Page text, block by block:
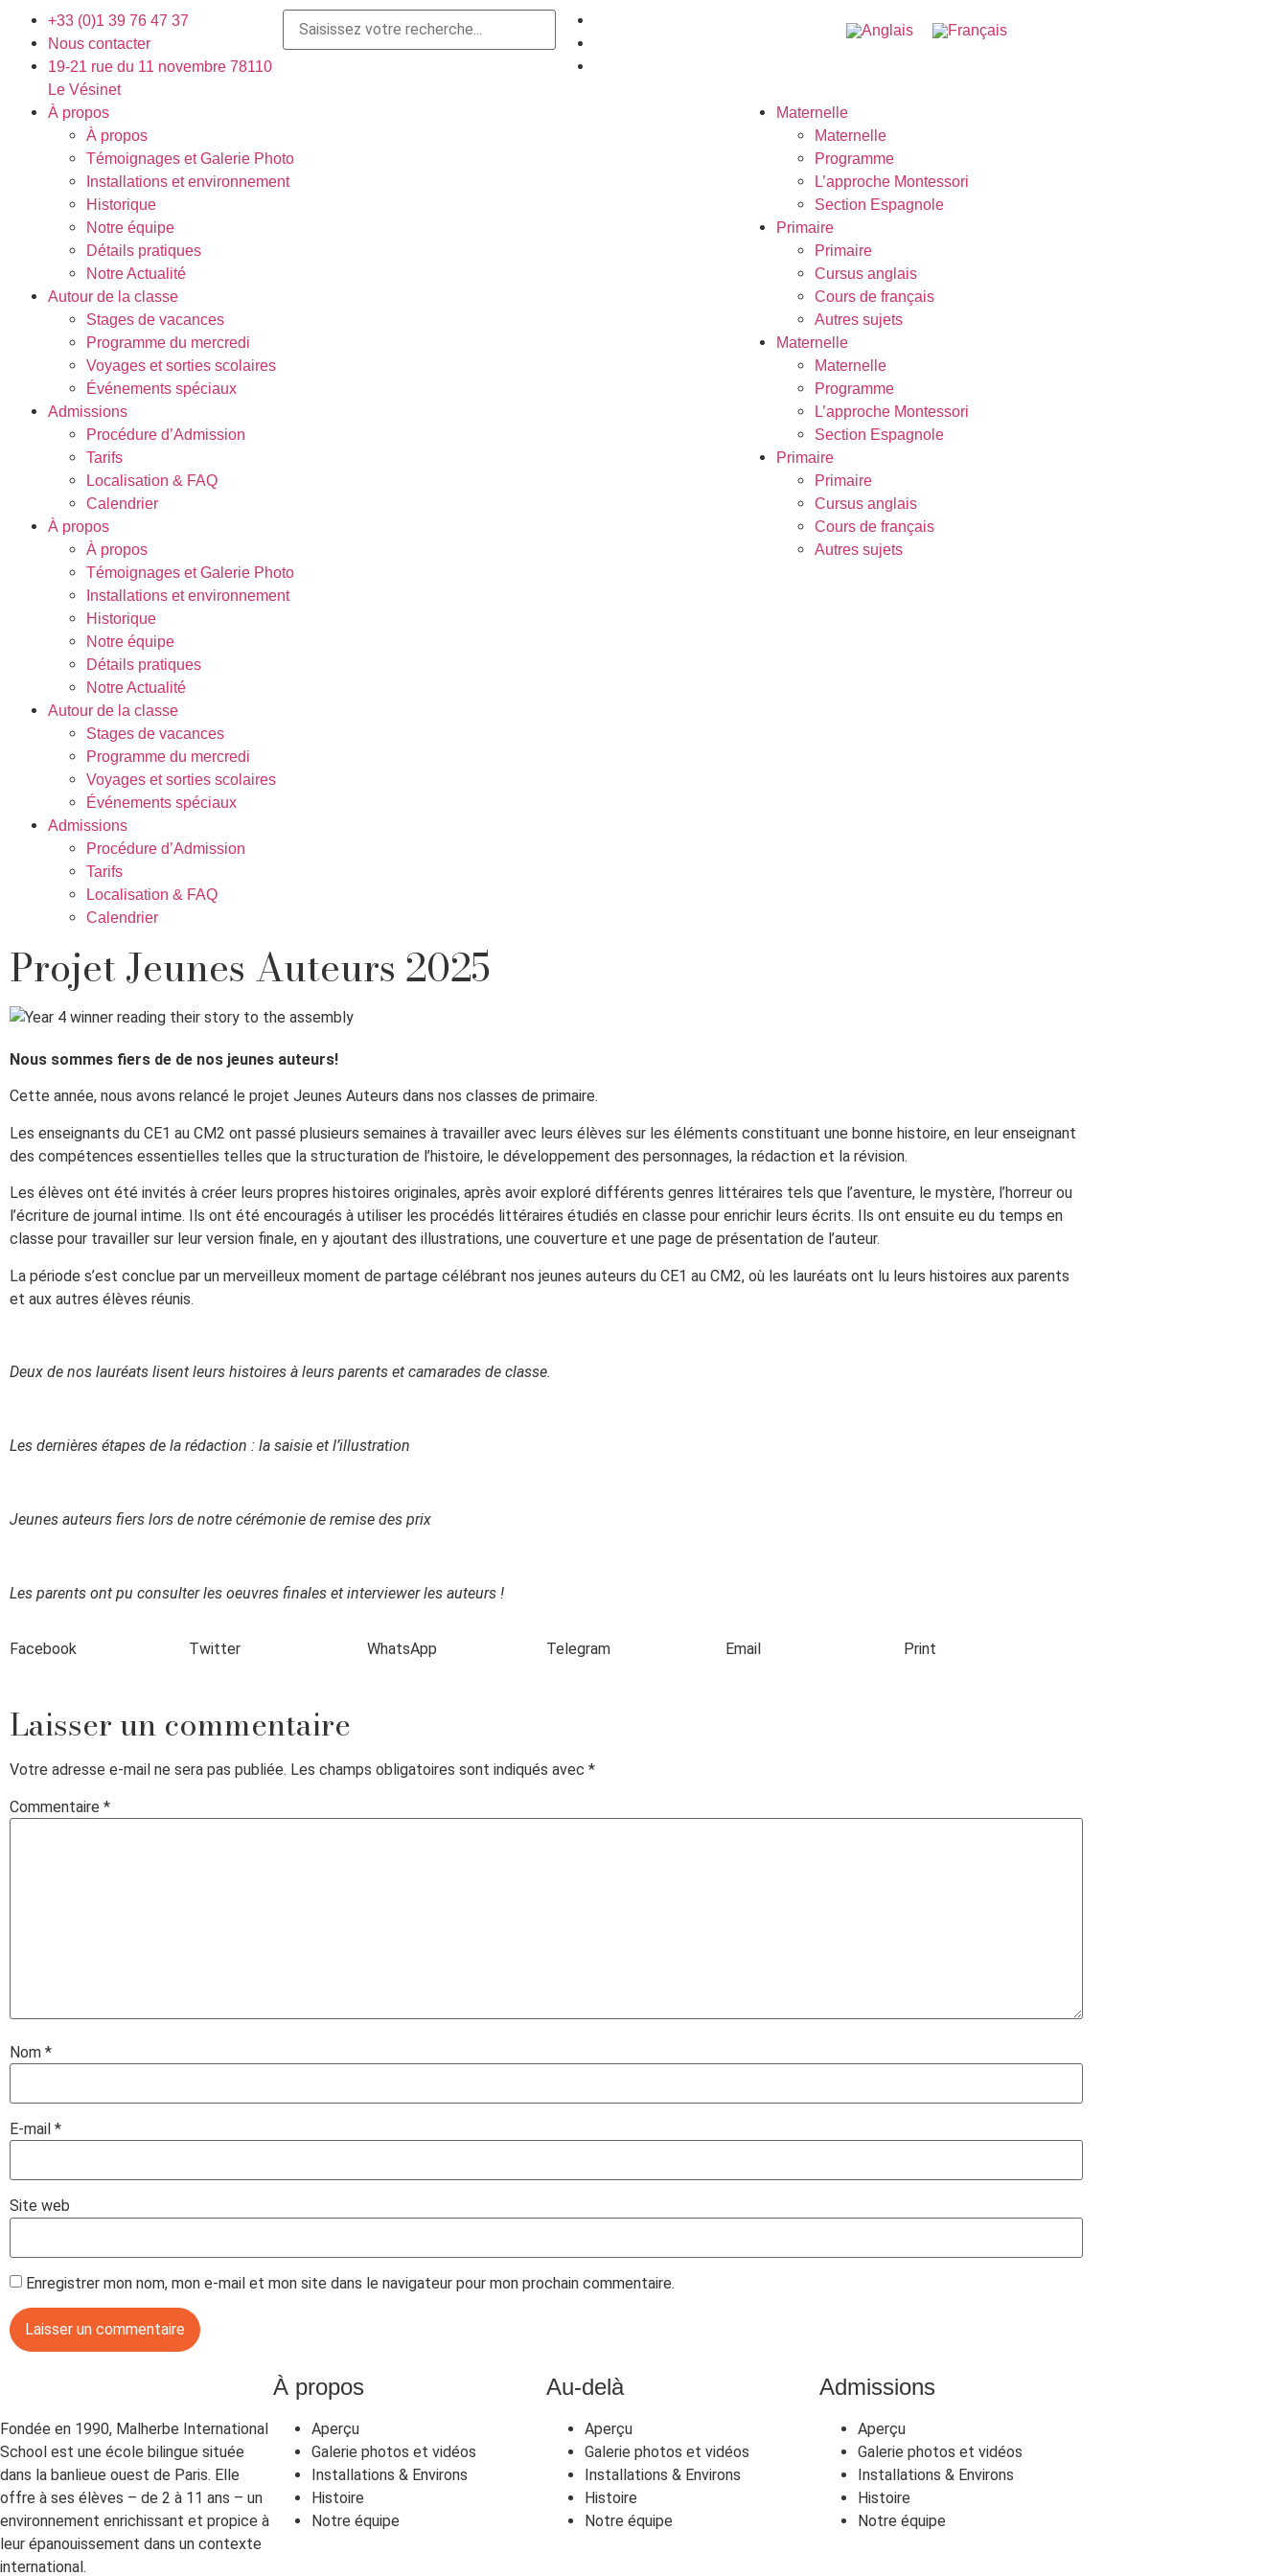
+33 (0)1 39 76 47 37
Nous contacter
19-21 rue du 11 novembre 78110
Le Vésinet
À propos
À propos
Témoignages et Galerie Photo
Installations et environnement
Historique
Notre équipe
Détails pratiques
Notre Actualité
Autour de la classe
Stages de vacances
Programme du mercredi
Voyages et sorties scolaires
Événements spéciaux
Admissions
Procédure d’Admission
Tarifs
Localisation & FAQ
Calendrier
À propos
À propos
Témoignages et Galerie Photo
Installations et environnement
Historique
Notre équipe
Détails pratiques
Notre Actualité
Autour de la classe
Stages de vacances
Programme du mercredi
Voyages et sorties scolaires
Événements spéciaux
Admissions
Procédure d’Admission
Tarifs
Localisation & FAQ
Calendrier
Maternelle
Maternelle
Programme
L’approche Montessori
Section Espagnole
Primaire
Primaire
Cursus anglais
Cours de français
Autres sujets
Maternelle
Maternelle
Programme
L’approche Montessori
Section Espagnole
Primaire
Primaire
Cursus anglais
Cours de français
Autres sujets
Projet Jeunes Auteurs 2025
Nous sommes fiers de de nos jeunes auteurs!
Cette année, nous avons relancé le projet Jeunes Auteurs dans nos classes de primaire.
Les enseignants du CE1 au CM2 ont passé plusieurs semaines à travailler avec leurs élèves sur les éléments constituant une bonne histoire, en leur enseignant
des compétences essentielles telles que la structuration de l’histoire, le développement des personnages, la rédaction et la révision.
Les élèves ont été invités à créer leurs propres histoires originales, après avoir exploré différents genres littéraires tels que l’aventure, le mystère, l’horreur ou
l’écriture de journal intime. Ils ont été encouragés à utiliser les procédés littéraires étudiés en classe pour enrichir leurs écrits. Ils ont ensuite eu du temps en
classe pour travailler sur leur version finale, en y ajoutant des illustrations, une couverture et une page de présentation de l’auteur.
La période s’est conclue par un merveilleux moment de partage célébrant nos jeunes auteurs du CE1 au CM2, où les lauréats ont lu leurs histoires aux parents
et aux autres élèves réunis.
Deux de nos lauréats lisent leurs histoires à leurs parents et camarades de classe.
Les dernières étapes de la rédaction : la saisie et l’illustration
Jeunes auteurs fiers lors de notre cérémonie de remise des prix
Les parents ont pu consulter les oeuvres finales et interviewer les auteurs !
Facebook Twitter WhatsApp Telegram Email Print
Laisser un commentaire
Votre adresse e-mail ne sera pas publiée. Les champs obligatoires sont indiqués avec *
Commentaire *
Nom *
E-mail *
Site web
Enregistrer mon nom, mon e-mail et mon site dans le navigateur pour mon prochain commentaire.
Fondée en 1990, Malherbe International
School est une école bilingue située
dans la banlieue ouest de Paris. Elle
offre à ses élèves – de 2 à 11 ans – un
environnement enrichissant et propice à
leur épanouissement dans un contexte
international.
À propos
Aperçu
Galerie photos et vidéos
Installations & Environs
Histoire
Notre équipe
Au-delà
Aperçu
Galerie photos et vidéos
Installations & Environs
Histoire
Notre équipe
Admissions
Aperçu
Galerie photos et vidéos
Installations & Environs
Histoire
Notre équipe